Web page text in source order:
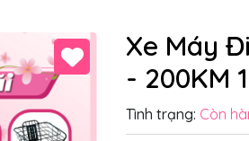
Xe Máy
- 200KM
Tình trạng: Còn